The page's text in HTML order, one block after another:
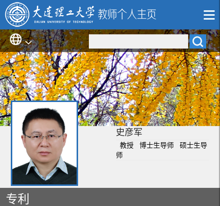
史彦军
教授 博士生导师 硕士生导
师
专利